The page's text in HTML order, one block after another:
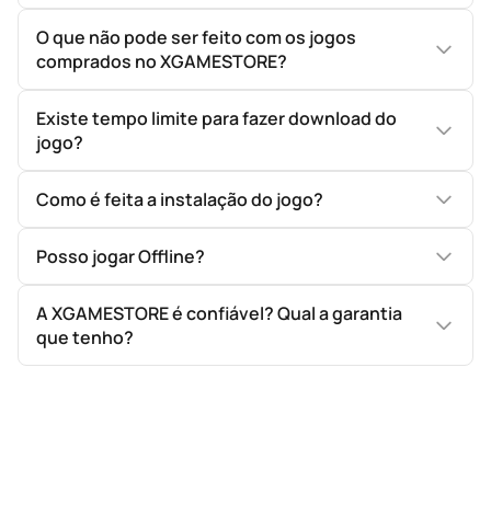
O que não pode ser feito com os jogos
comprados no XGAMESTORE?
Existe tempo limite para fazer download do
jogo?
Como é feita a instalação do jogo?
Posso jogar Offline?
A XGAMESTORE é confiável? Qual a garantia
que tenho?